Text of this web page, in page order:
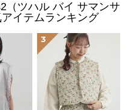
（ツハル バイ サマンサ
イテムランキング
3